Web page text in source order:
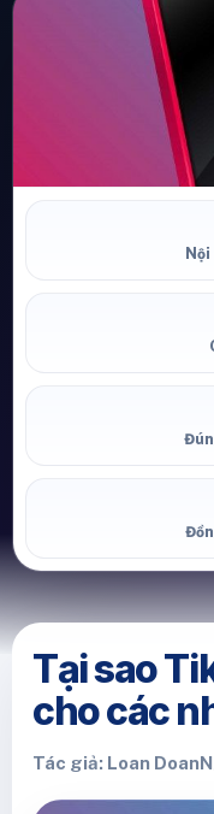
Tại sao
cho các
Tác giả: Loan Doan